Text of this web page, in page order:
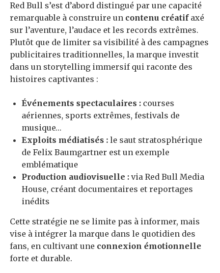
Red Bull s’est d’abord distingué par une capacité
remarquable à construire un contenu créatifaxé
sur l’aventure, l’audace et les records extrêmes.
Plutôt que de limiter sa visibilité à des campagnes
publicitaires traditionnelles, la marque investit
dans un storytelling immersif qui raconte des
histoires captivantes :
Événements spectaculaires : courses
aériennes, sports extrêmes, festivals de
musique…
Exploits médiatisés : le saut stratosphérique
de Felix Baumgartner est un exemple
emblématique
Production audiovisuelle : via Red Bull Media
House, créant documentaires et reportages
inédits
Cette stratégie ne se limite pas à informer, mais
vise à intégrer la marque dans le quotidien des
fans, en cultivant une connexion émotionnelle
forte et durable.